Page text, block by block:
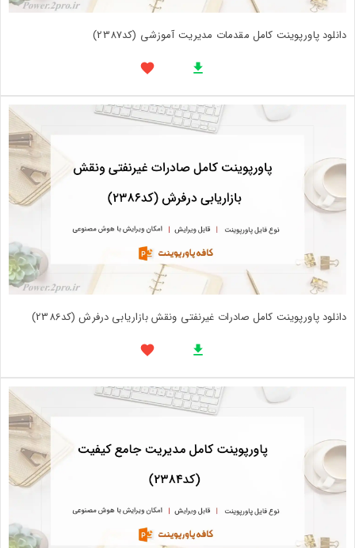
دانلود پاورپوینت کامل مقدمات مدیریت آموزشی (کد2387)
دانلود پاورپوینت کامل صادرات غیرنفتی ونقش بازاریابی درفرش (کد2386)